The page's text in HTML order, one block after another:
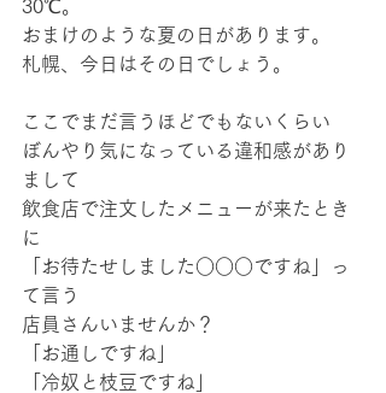
30℃。
おまけのような夏の日があります。
札幌、今日はその日でしょう。
ここでまだ言うほどでもないくらい
ぼんやり気になっている違和感があり
まして
飲食店で注文したメニューが来たとき
に
「お待たせしました○○○ですね」っ
て言う
店員さんいませんか？
「お通しですね」
「冷奴と枝豆ですね」